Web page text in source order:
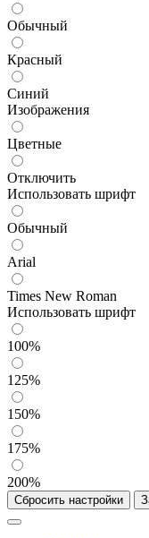
Обычный
Красный
Синий
Изображения
Цветные
Отключить
Использовать шрифт
Обычный
Arial
Times New Roman
Использовать шрифт
100%
125%
150%
175%
200%
Сбросить настройки